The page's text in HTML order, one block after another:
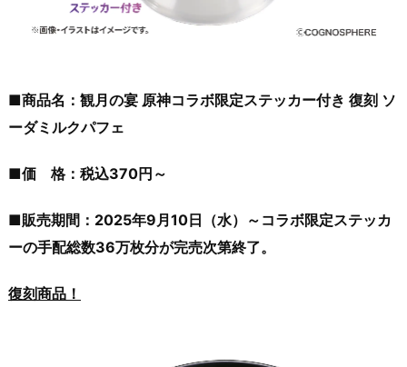
■商品名：観月の宴 原神コラボ限定ステッカー付き 復刻 ソ
ーダミルクパフェ
■価 格：税込370円～
■販売期間：2025年9月10日（水）～コラボ限定ステッカ
ーの手配総数36万枚分が完売次第終了。
復刻商品！